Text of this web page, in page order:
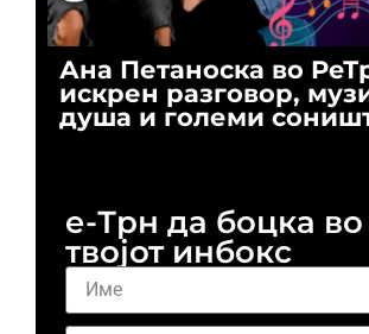
Ана Петаноска во
искрен разговор,
душа и големи
е-Трн да боцка во
твојот инбокс